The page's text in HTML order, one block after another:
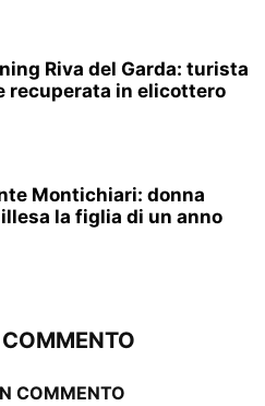
Riva del Garda: turista
recuperata in elicottero
Montichiari: donna
la figlia di un anno
COMMENTO